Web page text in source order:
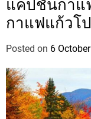
แคปชั่นกาแ
กาแฟแก้วโ
Posted on 6